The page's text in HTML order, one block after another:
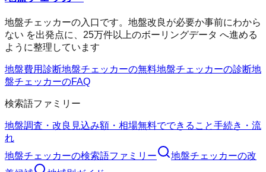
地盤チェッカーの入口です。地盤改良が必要か事前にわから
ない を出発点に、25万件以上のボーリングデータ へ進める
ように整理しています
地盤費用診断地盤チェッカーの無料地盤チェッカーの診断地
盤チェッカーのFAQ
検索語ファミリー
地盤調査・改良 見込み額・相場無料でできること手続き・流
れ
地盤チェッカーの検索語ファミリー 地盤チェッカーの改